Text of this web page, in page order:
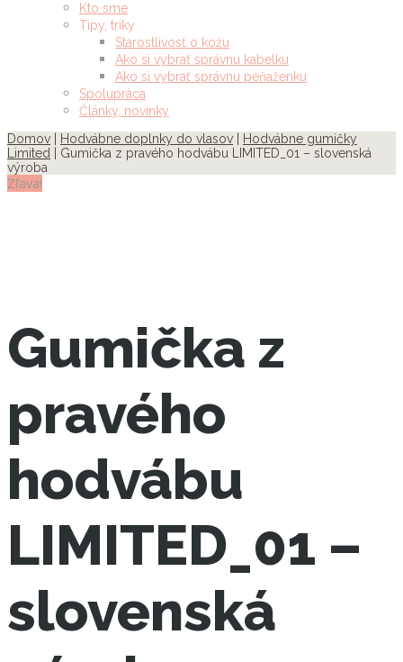
Kto sme
Tipy, triky
Starostlivosť o kožu
Ako si vybrať správnu kabelku
Ako si vybrať správnu peňaženku
Spolupráca
Články, novinky
Domov
Hodvábne doplnky do vlasov
Hodvábne gumičky
Limited
| Gumička z pravého hodvábu LIMITED_01 – slovenská
výroba
Zľava!
Gumička z
pravého
hodvábu
LIMITED_01 –
slovenská